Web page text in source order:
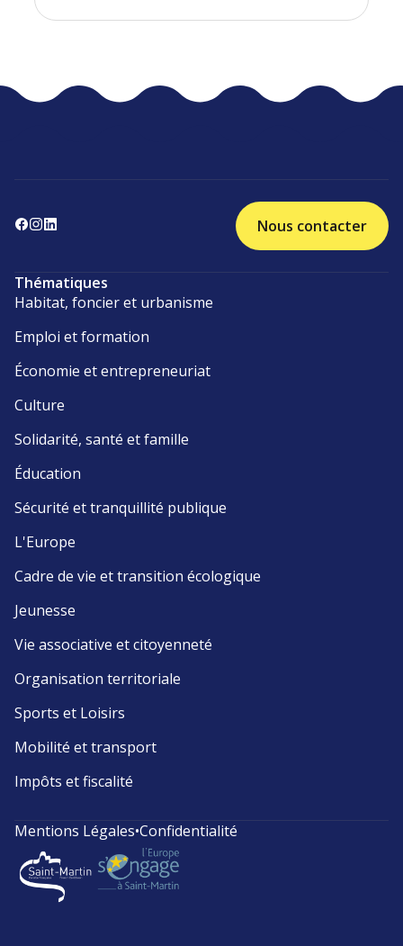
Nous contacter
Thématiques
Habitat, foncier et urbanisme
Emploi et formation
Économie et entrepreneuriat
Culture
Solidarité, santé et famille
Éducation
Sécurité et tranquillité publique
L'Europe
Cadre de vie et transition écologique
Jeunesse
Vie associative et citoyenneté
Organisation territoriale
Sports et Loisirs
Mobilité et transport
Impôts et fiscalité
Mentions Légales•Confidentialité